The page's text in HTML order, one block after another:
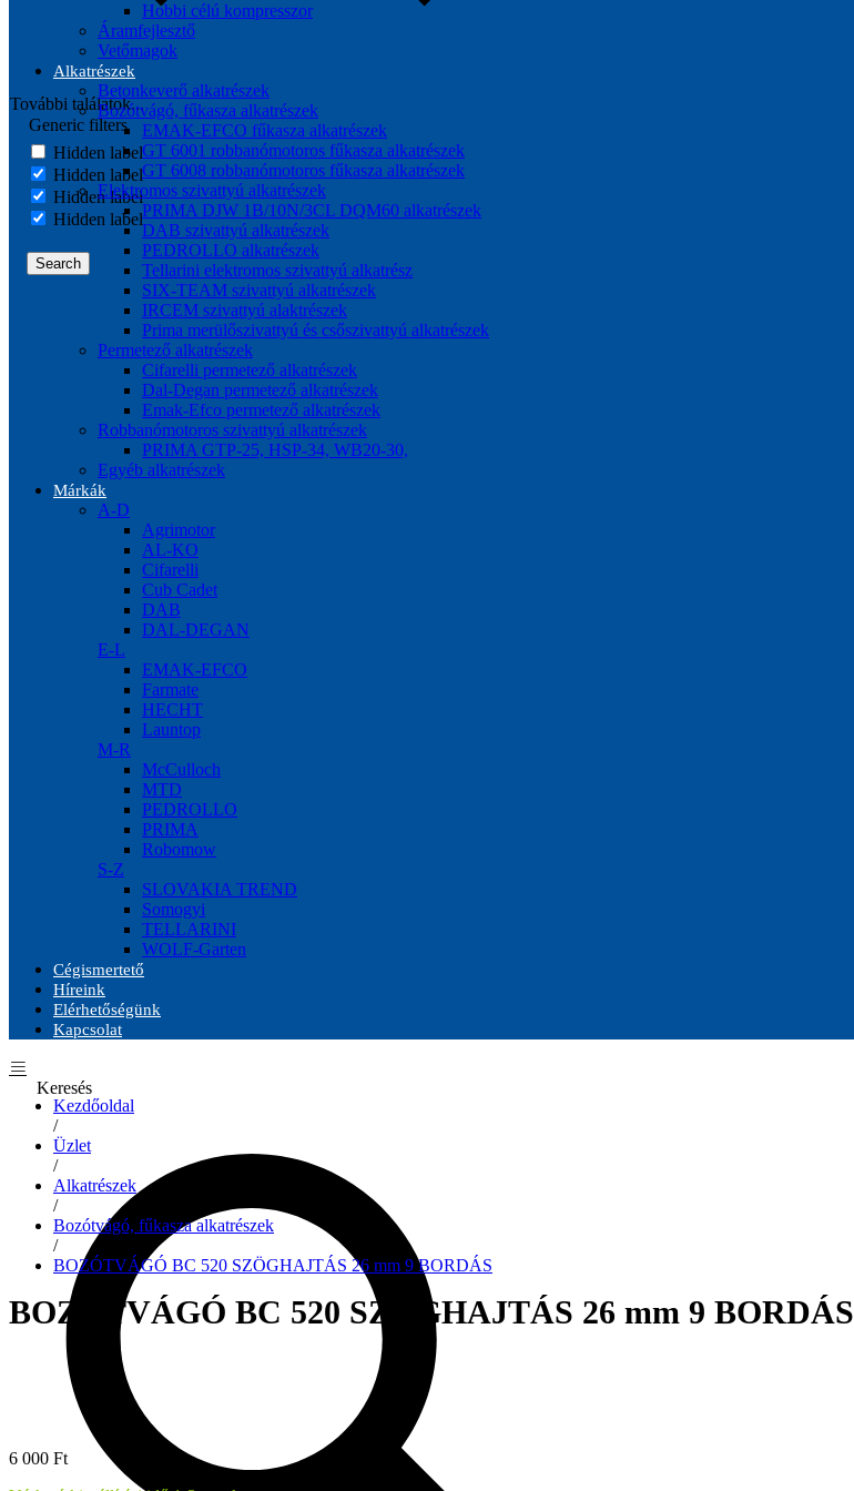
További találatok...
Generic filters
Hidden label
Hidden label
Hidden label
Hidden label
Search
Hobbi célú kompresszor
Áramfejlesztő
Vetőmagok
Alkatrészek
Betonkeverő alkatrészek
Bozótvágó, fűkasza alkatrészek
EMAK-EFCO fűkasza alkatrészek
GT 6001 robbanómotoros fűkasza alkatrészek
GT 6008 robbanómotoros fűkasza alkatrészek
Elektromos szivattyú alkatrészek
PRIMA DJW 1B/10N/3CL DQM60 alkatrészek
DAB szivattyú alkatrészek
PEDROLLO alkatrészek
Tellarini elektromos szivattyú alkatrész
SIX-TEAM szivattyú alkatrészek
IRCEM szivattyú alaktrészek
Prima merülőszivattyú és csőszivattyú alkatrészek
Permetező alkatrészek
Cifarelli permetező alkatrészek
Dal-Degan permetező alkatrészek
Emak-Efco permetező alkatrészek
Robbanómotoros szivattyú alkatrészek
PRIMA GTP-25, HSP-34, WB20-30,
Egyéb alkatrészek
Márkák
A-D
Agrimotor
AL-KO
Cifarelli
Cub Cadet
DAB
DAL-DEGAN
E-L
EMAK-EFCO
Farmate
HECHT
Launtop
M-R
McCulloch
MTD
PEDROLLO
PRIMA
Robomow
S-Z
SLOVAKIA TREND
Somogyi
TELLARINI
WOLF-Garten
Cégismertető
Híreink
Elérhetőségünk
Kapcsolat
Keresés
Kezdőoldal
/
Üzlet
/
Alkatrészek
/
Bozótvágó, fűkasza alkatrészek
/
BOZÓTVÁGÓ BC 520 SZÖGHAJTÁS 26 mm 9 BORDÁS
BOZÓTVÁGÓ BC 520 SZÖGHAJTÁS 26 mm 9 BORDÁS
6 000 Ft